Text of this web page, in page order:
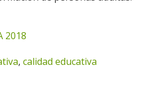
2018
, calidad educativa